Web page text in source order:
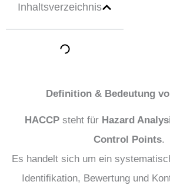
Inhaltsverzeichnis
Definition & Bedeutung
HACCPsteht für Hazard
Control Points.
Es handelt sich um ein
Identifikation, Bewertung und